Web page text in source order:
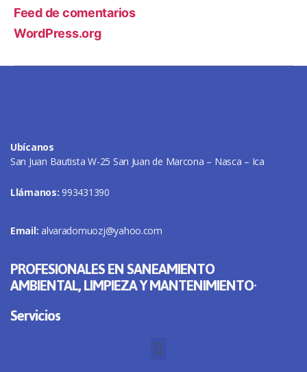
Feed de comentarios
WordPress.org
Ubícanos
San Juan Bautista W-25 San Juan de Marcona – Nasca – Ica
Llámanos: 993431390
Email: alvaradomuozj@yahoo.com
PROFESIONALES EN SANEAMIENTO
AMBIENTAL, LIMPIEZA Y MANTENIMIENTO·
Servicios